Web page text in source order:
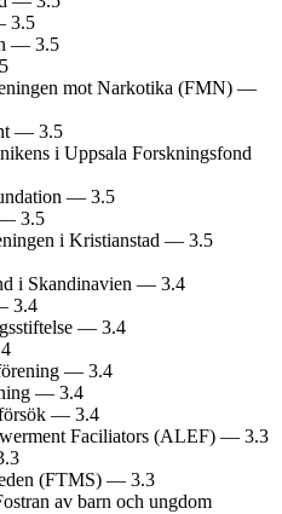
3.5
— 3.5
mot Narkotika (FMN) —
— 3.5
i Uppsala Forskningsfond
— 3.5
— 3.5
i Kristianstad — 3.5
i Skandinavien — 3.4
3.4
— 3.4
— 3.4
— 3.4
— 3.4
Faciliators (ALEF) — 3.3
(FTMS) — 3.3
av barn och ungdom